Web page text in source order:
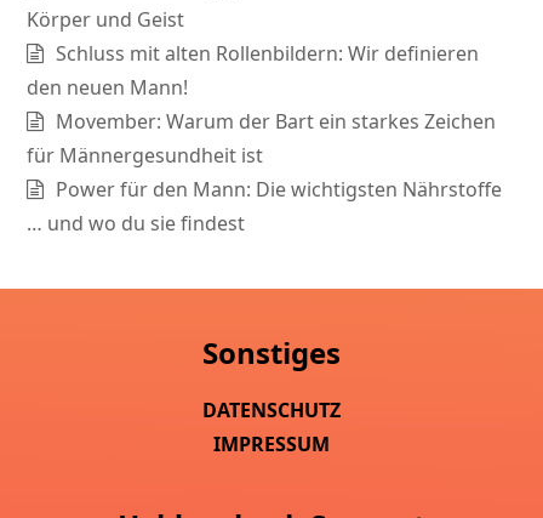
Körper und Geist
Schluss mit alten Rollenbildern: Wir definieren
den neuen Mann!
Movember: Warum der Bart ein starkes Zeichen
für Männergesundheit ist
Power für den Mann: Die wichtigsten Nährstoffe
… und wo du sie findest
Sonstiges
DATENSCHUTZ
IMPRESSUM